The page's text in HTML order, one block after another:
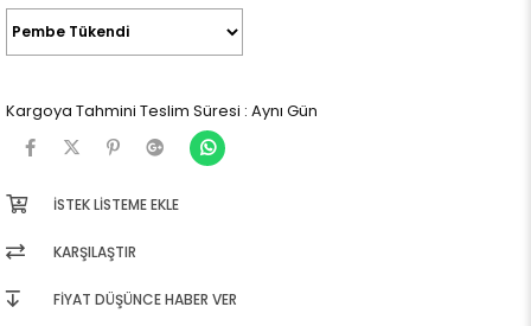
Kargoya Tahmini Teslim Süresi : Aynı Gün
İSTEK LISTEME EKLE
KARŞILAŞTIR
FIYAT DÜŞÜNCE HABER VER